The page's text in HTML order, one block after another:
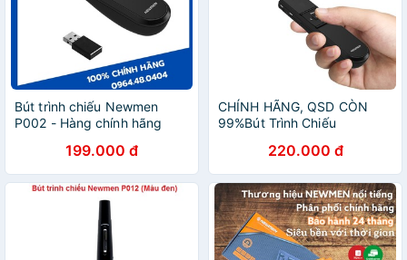
Bút trình chiếu Newmen
P002 - Hàng chính hãng
199.000 đ
CHÍNH HÃNG, QSD CÒN
99%Bút Trình Chiếu
220.000 đ